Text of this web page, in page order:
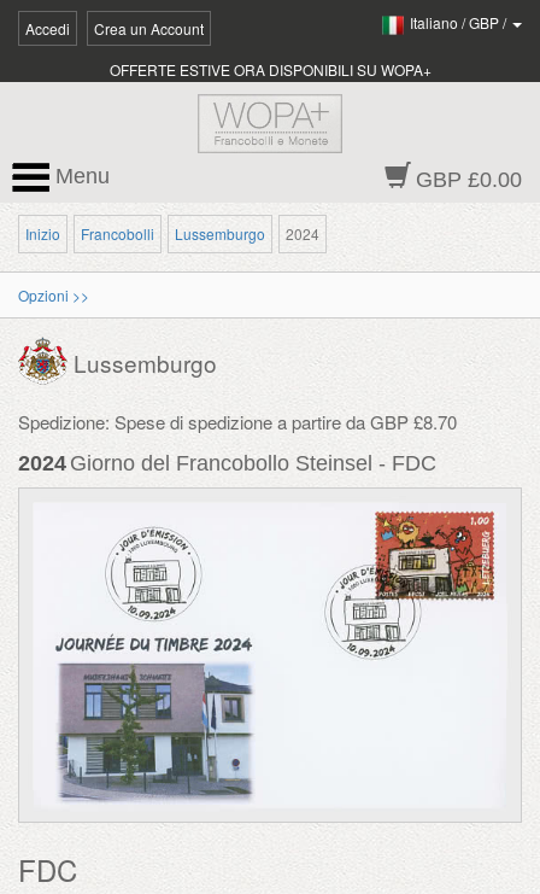
Accedi Crea un Account Italiano /GBP/
OFFERTE ESTIVE ORA DISPONIBILI SU WOPA+
GBP £0.00
Menu
Inizio Francobolli Lussemburgo 2024
Opzioni >>
Lussemburgo
Spedizione: Spese di spedizione a partire da GBP £8.70
2024 Giorno del Francobollo Steinsel - FDC
FDC